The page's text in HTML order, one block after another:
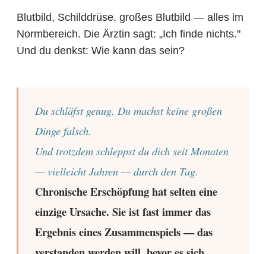
Blutbild, Schilddrüse, großes Blutbild — alles im
Normbereich. Die Ärztin sagt: „Ich finde nichts."
Und du denkst: Wie kann das sein?
Du schläfst genug. Du machst keine großen
Dinge falsch.
Und trotzdem schleppst du dich seit Monaten
— vielleicht Jahren — durch den Tag.
Chronische Erschöpfung hat selten eine
einzige Ursache. Sie ist fast immer das
Ergebnis eines Zusammenspiels — das